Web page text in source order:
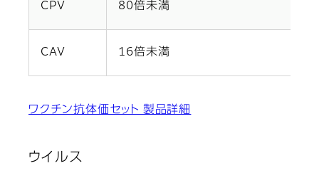
CPV 80倍未満
CAV 16倍未満
ワクチン抗体価セット 製品詳細
ウイルス